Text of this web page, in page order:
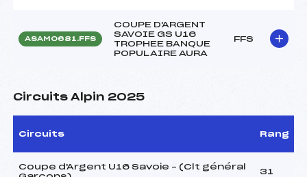
ASAM0681.FFS
COUPE D'ARGENT
SAVOIE GS U16
TROPHEE BANQUE
POPULAIRE AURA
FFS
Circuits Alpin 2025
Circuits Rang
Coupe d'Argent U16 Savoie – (Clt général
31